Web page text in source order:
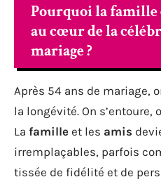
Pourquoi la famille
au cœur de la
mariage ?
Après 54 ans de mariage,
la longévité. On s’entoure,
La famille et les amis
irremplaçables, parfois
tissée de fidélité et de